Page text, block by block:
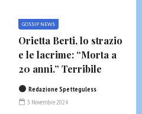
GOSSIP NEWS
Orietta Berti, lo strazio
e le lacrime: “Morta a
20 anni.” Terribile
Redazione Spetteguless
3 Novembre 2024